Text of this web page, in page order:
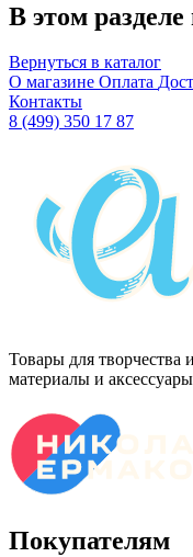
В этом
Вернуться в каталог
О магазине Оплата
Контакты
8 (499) 350 17 87
Товары для творчества
материалы и
Покупателям